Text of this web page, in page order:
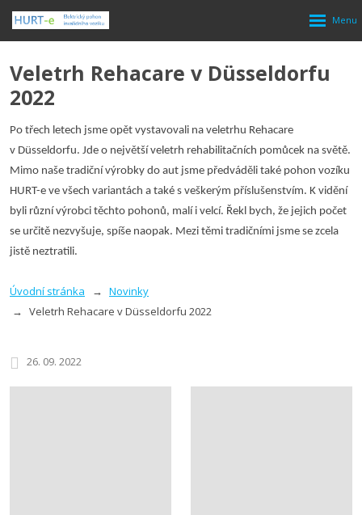
Rozbalení
menu
Veletrh Rehacare v Düsseldorfu
2022
Po třech letech jsme opět vystavovali na veletrhu Rehacare
v Düsseldorfu. Jde o největší veletrh rehabilitačních pomůcek na světě.
Mimo naše tradiční výrobky do aut jsme předváděli také pohon vozíku
HURT-e ve všech variantách a také s veškerým příslušenstvím. K vidění
byli různí výrobci těchto pohonů, malí i velcí. Řekl bych, že jejich počet
se určitě nezvyšuje, spíše naopak. Mezi těmi tradičními jsme se zcela
jistě neztratili.
Úvodní stránka
Novinky
Veletrh Rehacare v Düsseldorfu 2022
26. 09. 2022